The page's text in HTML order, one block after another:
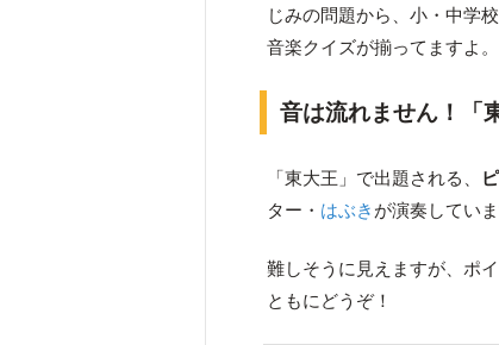
じみの問題から、小・中学
音楽クイズが揃ってますよ。
音は流れません！「
「東大王」で出題される、
ター・ はぶき が演奏していま
難しそうに見えますが、ポ
ともにどうぞ！